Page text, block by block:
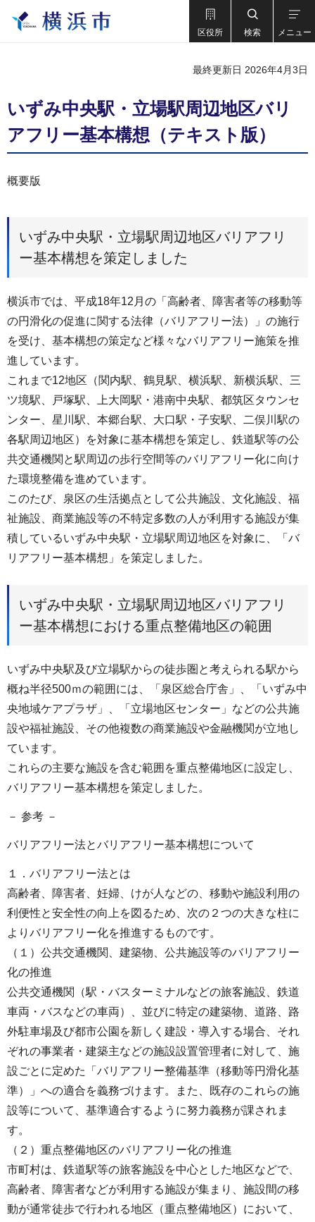
区役所 検索 メニュー
最終更新日 2026年4月3日
いずみ中央駅・立場駅周辺地区バリ
アフリー基本構想（テキスト版）
概要版
いずみ中央駅・立場駅周辺地区バリアフリ
ー基本構想を策定しました
横浜市では、平成18年12月の「高齢者、障害者等の移動等
の円滑化の促進に関する法律（バリアフリー法）」の施行
を受け、基本構想の策定など様々なバリアフリー施策を推
進しています。
これまで12地区（関内駅、鶴見駅、横浜駅、新横浜駅、三
ツ境駅、戸塚駅、上大岡駅・港南中央駅、都筑区タウンセ
ンター、星川駅、本郷台駅、大口駅・子安駅、二俣川駅の
各駅周辺地区）を対象に基本構想を策定し、鉄道駅等の公
共交通機関と駅周辺の歩行空間等のバリアフリー化に向け
た環境整備を進めています。
このたび、泉区の生活拠点として公共施設、文化施設、福
祉施設、商業施設等の不特定多数の人が利用する施設が集
積しているいずみ中央駅・立場駅周辺地区を対象に、「バ
リアフリー基本構想」を策定しました。
いずみ中央駅・立場駅周辺地区バリアフリ
ー基本構想における重点整備地区の範囲
いずみ中央駅及び立場駅からの徒歩圏と考えられる駅から
概ね半径500ｍの範囲には、「泉区総合庁舎」、「いずみ中
央地域ケアプラザ」、「立場地区センター」などの公共施
設や福祉施設、その他複数の商業施設や金融機関が立地し
ています。
これらの主要な施設を含む範囲を重点整備地区に設定し、
バリアフリー基本構想を策定しました。
－ 参考 －
バリアフリー法とバリアフリー基本構想について
１．バリアフリー法とは
高齢者、障害者、妊婦、けが人などの、移動や施設利用の
利便性と安全性の向上を図るため、次の２つの大きな柱に
よりバリアフリー化を推進するものです。
（１）公共交通機関、建築物、公共施設等のバリアフリー
化の推進
公共交通機関（駅・バスターミナルなどの旅客施設、鉄道
車両・バスなどの車両）、並びに特定の建築物、道路、路
外駐車場及び都市公園を新しく建設・導入する場合、それ
ぞれの事業者・建築主などの施設設置管理者に対して、施
設ごとに定めた「バリアフリー整備基準（移動等円滑化基
準）」への適合を義務づけます。また、既存のこれらの施
設等について、基準適合するように努力義務が課されま
す。
（２）重点整備地区のバリアフリー化の推進
市町村は、鉄道駅等の旅客施設を中心とした地区などで、
高齢者、障害者などが利用する施設が集まり、施設間の移
動が通常徒歩で行われる地区（重点整備地区）において、